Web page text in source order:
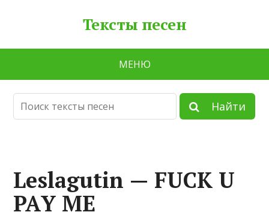
Тексты песен
МЕНЮ
Найти
Lеslаgutin — FUСК U
РАY МЕ